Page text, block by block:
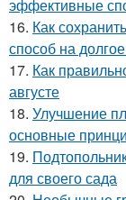
эффективные
16. Как
способ на
17. Как
августе
18. Улучшение
основные
19.
для своего сада